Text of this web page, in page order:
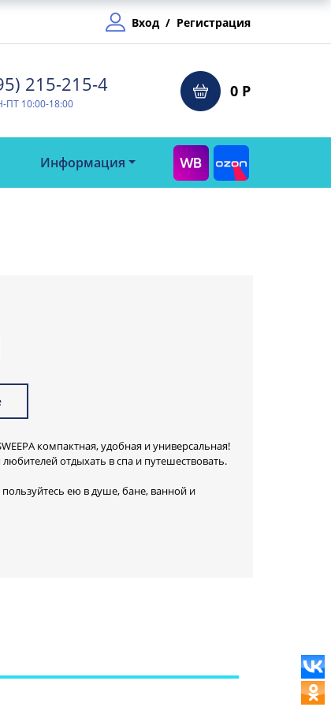
Вход / Регистрация
215-215-4⁠
ПТ 10:00-18:00
0 Р
Информация
компактная, удобная и универсальная!
отдыхать в спа и путешествовать.
ею в душе, бане, ванной и
по толщине каучуковые ворсинки с одной